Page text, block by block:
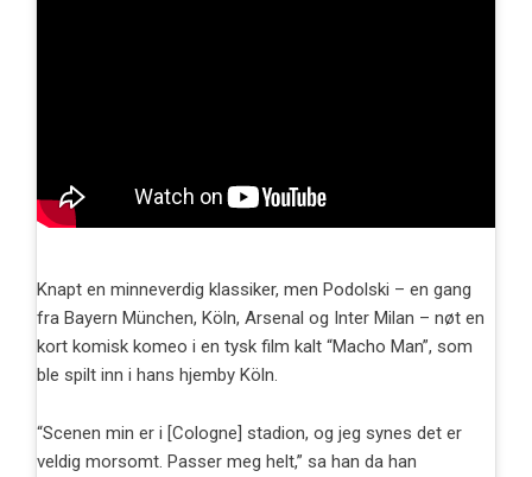
Knapt en minneverdig klassiker, men Podolski – en gang
fra Bayern München, Köln, Arsenal og Inter Milan – nøt en
kort komisk komeo i en tysk film kalt “Macho Man”, som
ble spilt inn i hans hjemby Köln.
“Scenen min er i [Cologne] stadion, og jeg synes det er
veldig morsomt. Passer meg helt,” sa han da han